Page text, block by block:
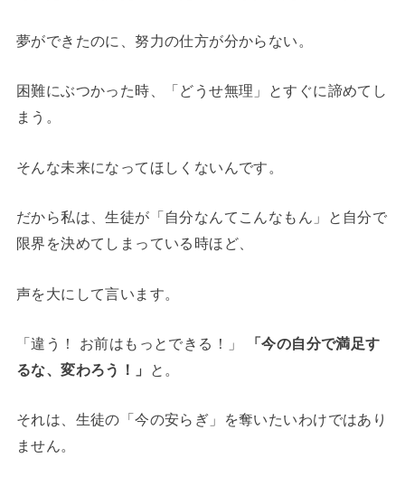
夢ができたのに、努力の仕方が分からない。
困難にぶつかった時、「どうせ無理」とすぐに諦めてし
まう。
そんな未来になってほしくないんです。
だから私は、生徒が「自分なんてこんなもん」と自分で
限界を決めてしまっている時ほど、
声を大にして言います。
「違う！ お前はもっとできる！」
「今の自分で満足す
るな、変わろう！」
と。
それは、生徒の「今の安らぎ」を奪いたいわけではあり
ません。